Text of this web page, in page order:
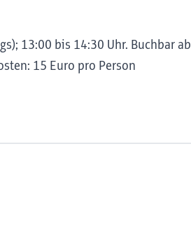
13:00 bis 14:30 Uhr. Buchbar ab
15 Euro pro Person